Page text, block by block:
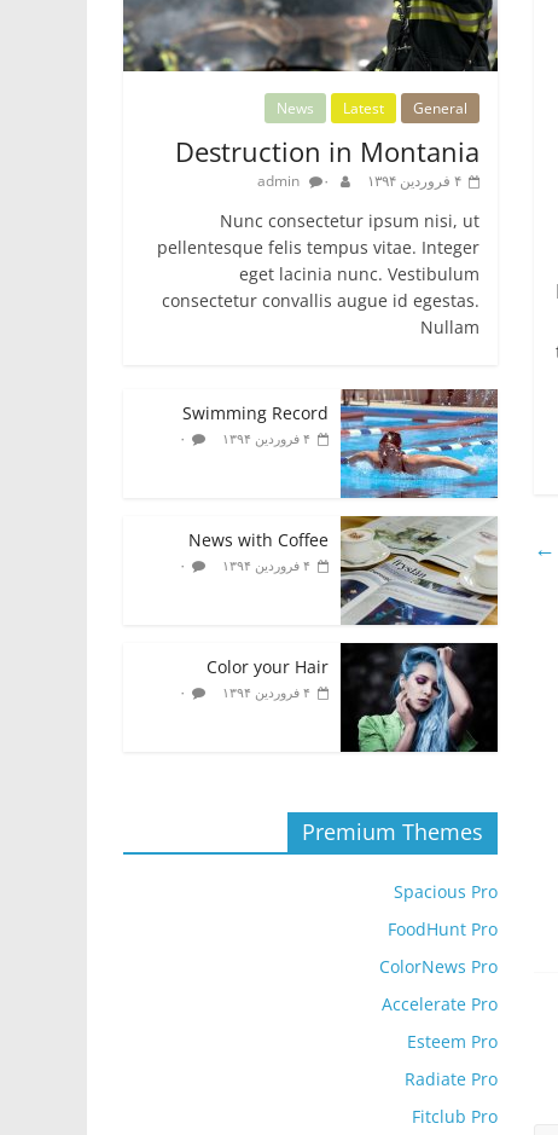
←
General
Latest
News
Destruction in Montania
۴ فروردین ۱۳۹۴ admin ۰
Nunc consectetur ipsum nisi, ut
pellentesque felis tempus vitae. Integer
eget lacinia nunc. Vestibulum
consectetur convallis augue id egestas.
Nullam
Swimming Record
۴ فروردین ۱۳۹۴ ۰
News with Coffee
۴ فروردین ۱۳۹۴ ۰
Color your Hair
۴ فروردین ۱۳۹۴ ۰
Premium Themes
Spacious Pro
FoodHunt Pro
ColorNews Pro
Accelerate Pro
Esteem Pro
Radiate Pro
Fitclub Pro